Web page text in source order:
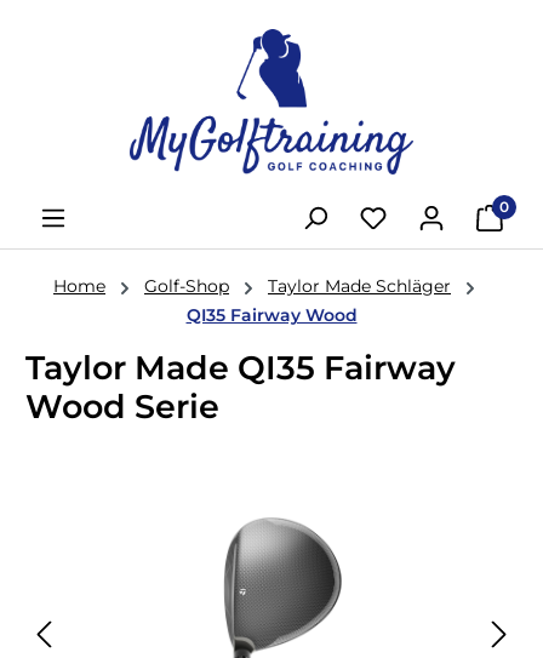
0
Home Golf-Shop
Taylor Made Schläger
QI35 Fairway Wood
Taylor Made QI35 Fairway
Wood Serie